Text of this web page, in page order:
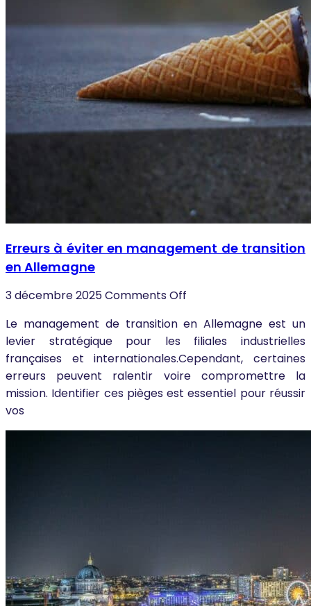
Erreurs à éviter en management de transition
en Allemagne
3 décembre 2025Comments Off
Le management de transition en Allemagne est un
levier stratégique pour les filiales industrielles
françaises et internationales.Cependant, certaines
erreurs peuvent ralentir voire compromettre la
mission. Identifier ces pièges est essentiel pour réussir
vos